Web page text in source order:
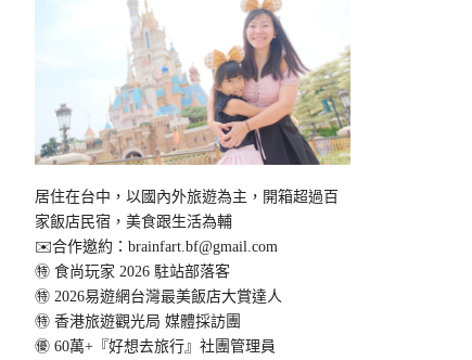
居住在台中，以國內外旅遊為主，開箱超過百
家飯店民宿，美食跟生活為輔
✉️合作邀約：brainfart.bf@gmail.com
㊕ 食尚玩家 2026 駐站部落客
㊕ 2026易遊網台灣最美飯店大賞達人
㊕ 香港旅遊觀光局 媒體採訪團
㊝ 60萬+『好想去旅行』社團管理員